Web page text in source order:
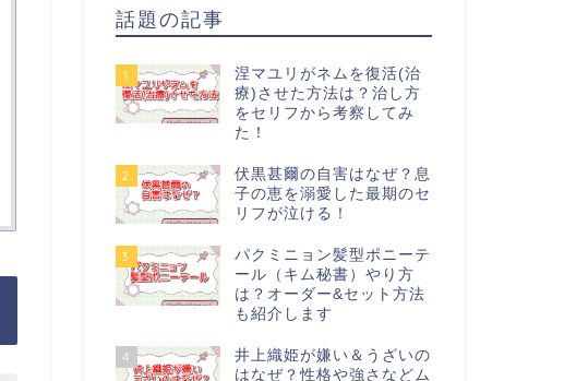
話題の記事
1
涅マユリがネムを復活(治
療)させた方法は？治し方
をセリフから考察してみ
た！
2
伏黒甚爾の自害はなぜ？息
子の恵を溺愛した最期のセ
リフが泣ける！
3
パクミニョン髪型ポニーテ
ール（キム秘書）やり方
は？オーダー&セット方法
も紹介します
4
井上織姫が嫌い＆うざいの
はなぜ？性格や強さなどム